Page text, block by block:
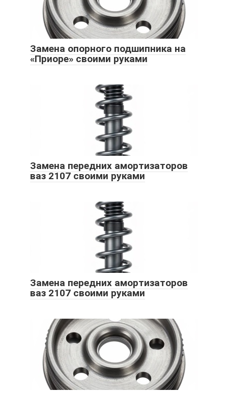
Замена опорного подшипника на
«Приоре» своими руками
Замена передних амортизаторов
ваз 2107 своими руками
Замена передних амортизаторов
ваз 2107 своими руками